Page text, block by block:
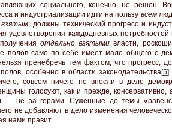
социального, конечно, не решен.
и индустриализации идти на пользу всем
; должны технический прогресс и
удовлетворения каждодневных потребностей
отдельно взятыми власти,
полов само по себе имеет мало общего с
пренебречь тем фактом, что прогресс,
особенно в области законодательства[5]
совсем ничего не внесли в дело
голосуют, как и прежде, консервативно,
— не за горами. Суженные до темы
не добавляют в дело изменения
нами правит.